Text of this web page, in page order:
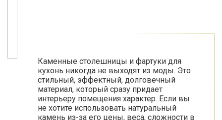
Каменные столешницы и фартуки для
кухонь никогда не выходят из моды. Это
стильный, эффектный, долговечный
материал, который сразу придает
интерьеру помещения характер. Если вы
не хотите использовать натуральный
камень из-за его цены, веса, сложности в